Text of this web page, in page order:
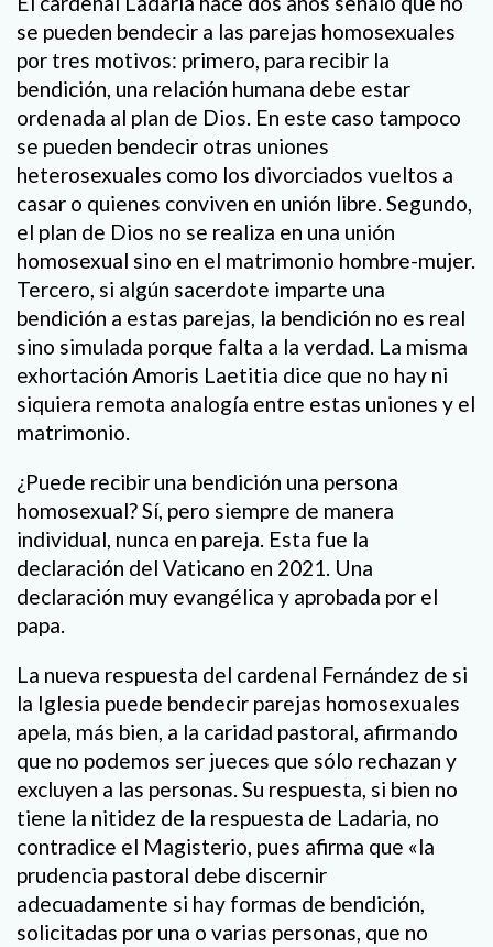
se pueden bendecir a las parejas homosexuales
por tres motivos: primero, para recibir la
bendición, una relación humana debe estar
ordenada al plan de Dios. En este caso tampoco
se pueden bendecir otras uniones
heterosexuales como los divorciados vueltos a
casar o quienes conviven en unión libre. Segundo,
el plan de Dios no se realiza en una unión
homosexual sino en el matrimonio hombre-mujer.
Tercero, si algún sacerdote imparte una
bendición a estas parejas, la bendición no es real
sino simulada porque falta a la verdad. La misma
exhortación Amoris Laetitia dice que no hay ni
siquiera remota analogía entre estas uniones y el
matrimonio.
¿Puede recibir una bendición una persona
homosexual? Sí, pero siempre de manera
individual, nunca en pareja. Esta fue la
declaración del Vaticano en 2021. Una
declaración muy evangélica y aprobada por el
papa.
La nueva respuesta del cardenal Fernández de si
la Iglesia puede bendecir parejas homosexuales
apela, más bien, a la caridad pastoral, afirmando
que no podemos ser jueces que sólo rechazan y
excluyen a las personas. Su respuesta, si bien no
tiene la nitidez de la respuesta de Ladaria, no
contradice el Magisterio, pues afirma que «la
prudencia pastoral debe discernir
adecuadamente si hay formas de bendición,
solicitadas por una o varias personas, que no